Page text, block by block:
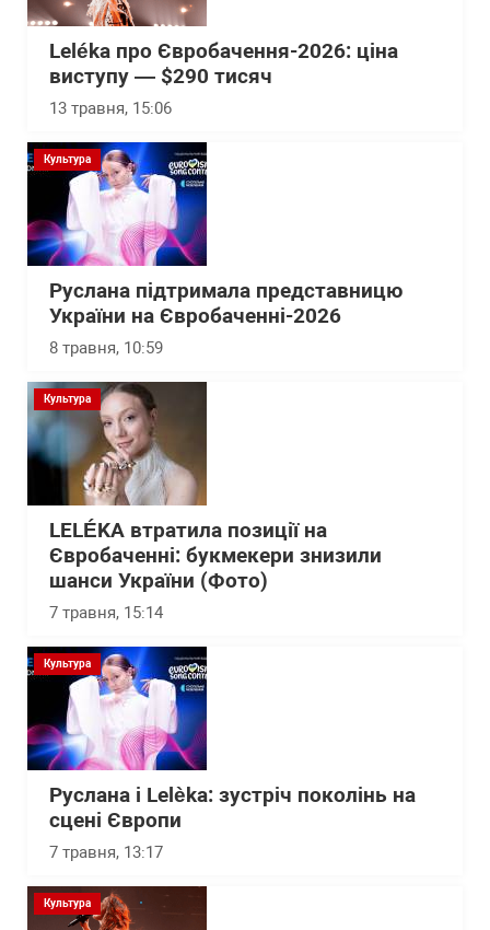
Leléka про Євробачення-2026: ціна
виступу — $290 тисяч
13 травня, 15:06
Культура
Руслана підтримала представницю
України на Євробаченні-2026
8 травня, 10:59
Культура
LELÉKA втратила позиції на
Євробаченні: букмекери знизили
шанси України (Фото)
7 травня, 15:14
Культура
Руслана і Lelèka: зустріч поколінь на
сцені Європи
7 травня, 13:17
Культура